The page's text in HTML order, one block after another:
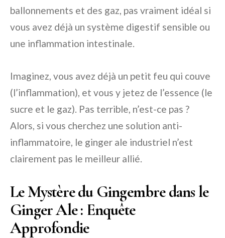
ballonnements et des gaz, pas vraiment idéal si
vous avez déjà un système digestif sensible ou
une inflammation intestinale.
Imaginez, vous avez déjà un petit feu qui couve
(l’inflammation), et vous y jetez de l’essence (le
sucre et le gaz). Pas terrible, n’est-ce pas ?
Alors, si vous cherchez une solution anti-
inflammatoire, le ginger ale industriel n’est
clairement pas le meilleur allié.
Le Mystère du Gingembre dans le
Ginger Ale : Enquête
Approfondie